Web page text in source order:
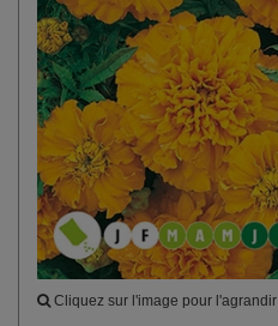
Cliquez sur l'image pour l'agrandir